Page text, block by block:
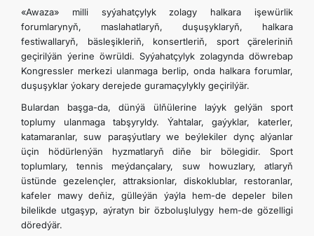
«Awaza» milli syýahatçylyk zolagy halkara işewürlik
forumlarynyň, maslahatlaryň, duşuşyklaryň, halkara
festiwallaryň, bäsleşikleriň, konsertleriň, sport çäreleriniň
geçirilýän ýerine öwrüldi. Syýahatçylyk zolagynda döwrebap
Kongressler merkezi ulanmaga berlip, onda halkara forumlar,
duşuşyklar ýokary derejede guramaçylykly geçirilýär.
Bulardan başga-da, dünýä ülňülerine laýyk gelýän sport
toplumy ulanmaga tabşyryldy. Ýahtalar, gaýyklar, katerler,
katamaranlar, suw paraşýutlary we beýlekiler dynç alýanlar
üçin hödürlenýän hyzmatlaryň diňe bir bölegidir. Sport
toplumlary, tennis meýdançalary, suw howuzlary, atlaryň
üstünde gezelençler, attraksionlar, diskoklublar, restoranlar,
kafeler mawy deňiz, gülleýän ýaýla hem-de depeler bilen
bilelikde utgaşyp, aýratyn bir özboluşlulygy hem-de gözelligi
döredýär.